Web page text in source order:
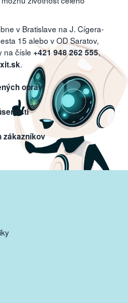
v Bratislave na J. Cígera-
15 alebo v OD Saratov,
na čísle +421 948 262 555,
.
opráv
zákazníkov